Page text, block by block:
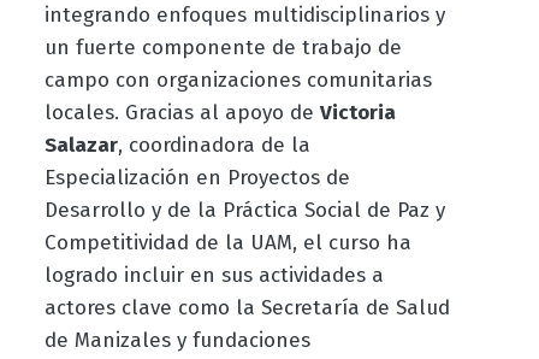
integrando enfoques multidisciplinarios y
un fuerte componente de trabajo de
campo con organizaciones comunitarias
locales. Gracias al apoyo de Victoria
Salazar, coordinadora de la
Especialización en Proyectos de
Desarrollo y de la Práctica Social de Paz y
Competitividad de la UAM, el curso ha
logrado incluir en sus actividades a
actores clave como la Secretaría de Salud
de Manizales y fundaciones